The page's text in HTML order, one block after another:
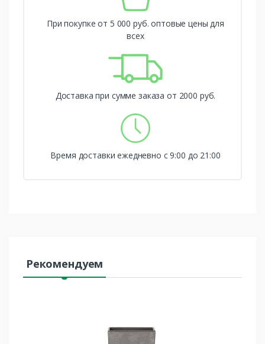
При покупке от 5 000 руб. оптовые цены для
всех
Доставка при сумме заказа от 2000 руб.
Время доставки ежедневно с 9:00 до 21:00
Рекомендуем